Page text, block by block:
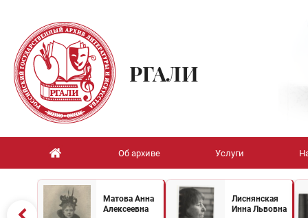
РГАЛИ
Об архиве Услуги
Матова Анна
Алексеевна
Лиснянская
Инна Львовна